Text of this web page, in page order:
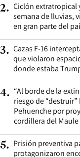
2. Ciclón extratropical
semana de lluvias,
en gran parte del
3. Cazas F-16
que violaron
donde estaba
4. “Al borde de la
riesgo de
Pehuenche por
cordillera del Maule
5. Prisión preventiva
protagonizaron